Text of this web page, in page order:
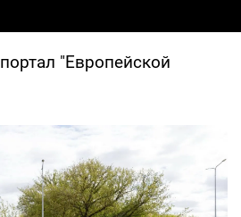
портал "Европейской